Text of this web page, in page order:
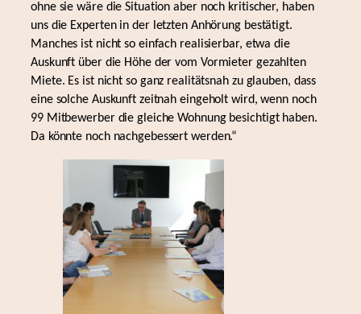
ohne sie wäre die Situation aber noch kritischer, haben
uns die Experten in der letzten Anhörung bestätigt.
Manches ist nicht so einfach realisierbar, etwa die
Auskunft über die Höhe der vom Vormieter gezahlten
Miete. Es ist nicht so ganz realitätsnah zu glauben, dass
eine solche Auskunft zeitnah eingeholt wird, wenn noch
99 Mitbewerber die gleiche Wohnung besichtigt haben.
Da könnte noch nachgebessert werden.“